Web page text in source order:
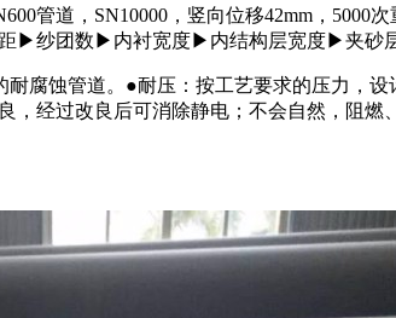
管道，SN10000，竖向位移42mm，5000
纱团数▶内衬宽度▶内结构层宽度▶夹砂
腐蚀管道。●耐压：按工艺要求的压力，
经过改良后可消除静电；不会自然，阻燃